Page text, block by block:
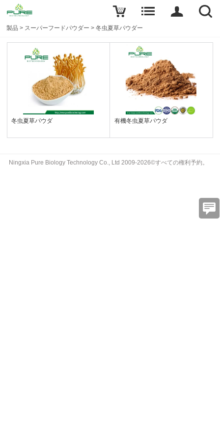
製品 > スーパーフードパウダー >冬虫夏草パウダー
冬虫夏草パウダ 有機冬虫夏草パウダ
Ningxia Pure Biology Technology Co., Ltd 2009-2026©すべての権利予約。